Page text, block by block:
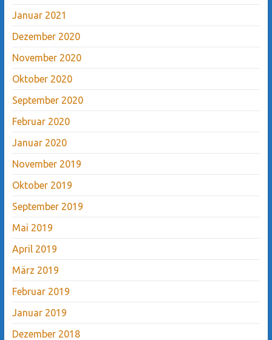
Januar 2021
Dezember 2020
November 2020
Oktober 2020
September 2020
Februar 2020
Januar 2020
November 2019
Oktober 2019
September 2019
Mai 2019
April 2019
März 2019
Februar 2019
Januar 2019
Dezember 2018